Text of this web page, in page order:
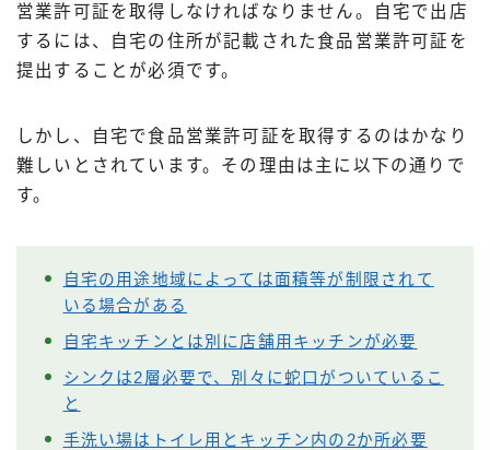
営業許可証を取得しなければなりません。自宅で出店
するには、自宅の住所が記載された食品営業許可証を
提出することが必須です。
しかし、自宅で食品営業許可証を取得するのはかなり
難しいとされています。その理由は主に以下の通りで
す。
自宅の用途地域によっては面積等が制限されて
いる場合がある
自宅キッチンとは別に店舗用キッチンが必要
シンクは2層必要で、別々に蛇口がついているこ
と
手洗い場はトイレ用とキッチン内の2か所必要